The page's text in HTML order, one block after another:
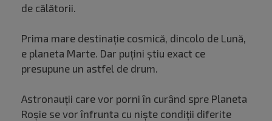
de călătorii.
Prima mare destinație cosmică, dincolo de Lună,
e planeta Marte. Dar puțini știu exact ce
presupune un astfel de drum.
Astronauții care vor porni în curând spre Planeta
Roșie se vor înfrunta cu niște condiții diferite